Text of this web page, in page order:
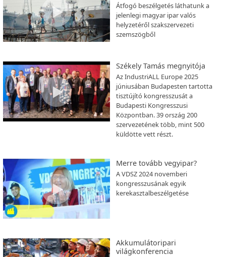
Átfogó beszélgetés láthatunk a
jelenlegi magyar ipar valós
helyzetéről szakszervezeti
szemszögből
Székely Tamás megnyitója
Az IndustriALL Europe 2025
júniusában Budapesten tartotta
tisztújító kongresszusát a
Budapesti Kongresszusi
Központban. 39 ország 200
szervezetének több, mint 500
küldötte vett részt.
Merre tovább vegyipar?
A VDSZ 2024 novemberi
kongresszusának egyik
kerekasztalbeszélgetése
Akkumulátoripari
világkonferencia